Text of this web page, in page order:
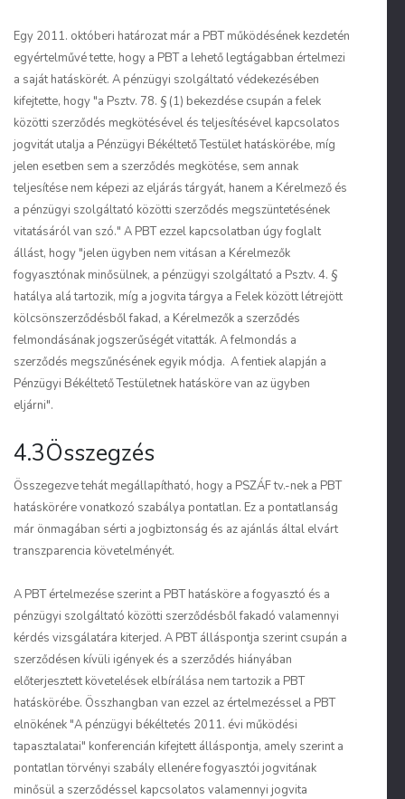
Egy 2011. októberi határozat már a PBT működésének kezdetén
egyértelművé tette, hogy a PBT a lehető legtágabban értelmezi
a saját hatáskörét. A pénzügyi szolgáltató védekezésében
kifejtette, hogy "a Psztv. 78. § (1) bekezdése csupán a felek
közötti szerződés megkötésével és teljesítésével kapcsolatos
jogvitát utalja a Pénzügyi Békéltető Testület hatáskörébe, míg
jelen esetben sem a szerződés megkötése, sem annak
teljesítése nem képezi az eljárás tárgyát, hanem a Kérelmező és
a pénzügyi szolgáltató közötti szerződés megszüntetésének
vitatásáról van szó." A PBT ezzel kapcsolatban úgy foglalt
állást, hogy "jelen ügyben nem vitásan a Kérelmezők
fogyasztónak minősülnek, a pénzügyi szolgáltató a Psztv. 4. §
hatálya alá tartozik, míg a jogvita tárgya a Felek között létrejött
kölcsönszerződésből fakad, a Kérelmezők a szerződés
felmondásának jogszerűségét vitatták. A felmondás a
szerződés megszűnésének egyik módja. A fentiek alapján a
Pénzügyi Békéltető Testületnek hatásköre van az ügyben
eljárni".
4.3Összegzés
Összegezve tehát megállapítható, hogy a PSZÁF tv.-nek a PBT
hatáskörére vonatkozó szabálya pontatlan. Ez a pontatlanság
már önmagában sérti a jogbiztonság és az ajánlás által elvárt
transzparencia követelményét.
A PBT értelmezése szerint a PBT hatásköre a fogyasztó és a
pénzügyi szolgáltató közötti szerződésből fakadó valamennyi
kérdés vizsgálatára kiterjed. A PBT álláspontja szerint csupán a
szerződésen kívüli igények és a szerződés hiányában
előterjesztett követelések elbírálása nem tartozik a PBT
hatáskörébe. Összhangban van ezzel az értelmezéssel a PBT
elnökének "A pénzügyi békéltetés 2011. évi működési
tapasztalatai" konferencián kifejtett álláspontja, amely szerint a
pontatlan törvényi szabály ellenére fogyasztói jogvitának
minősül a szerződéssel kapcsolatos valamennyi jogvita